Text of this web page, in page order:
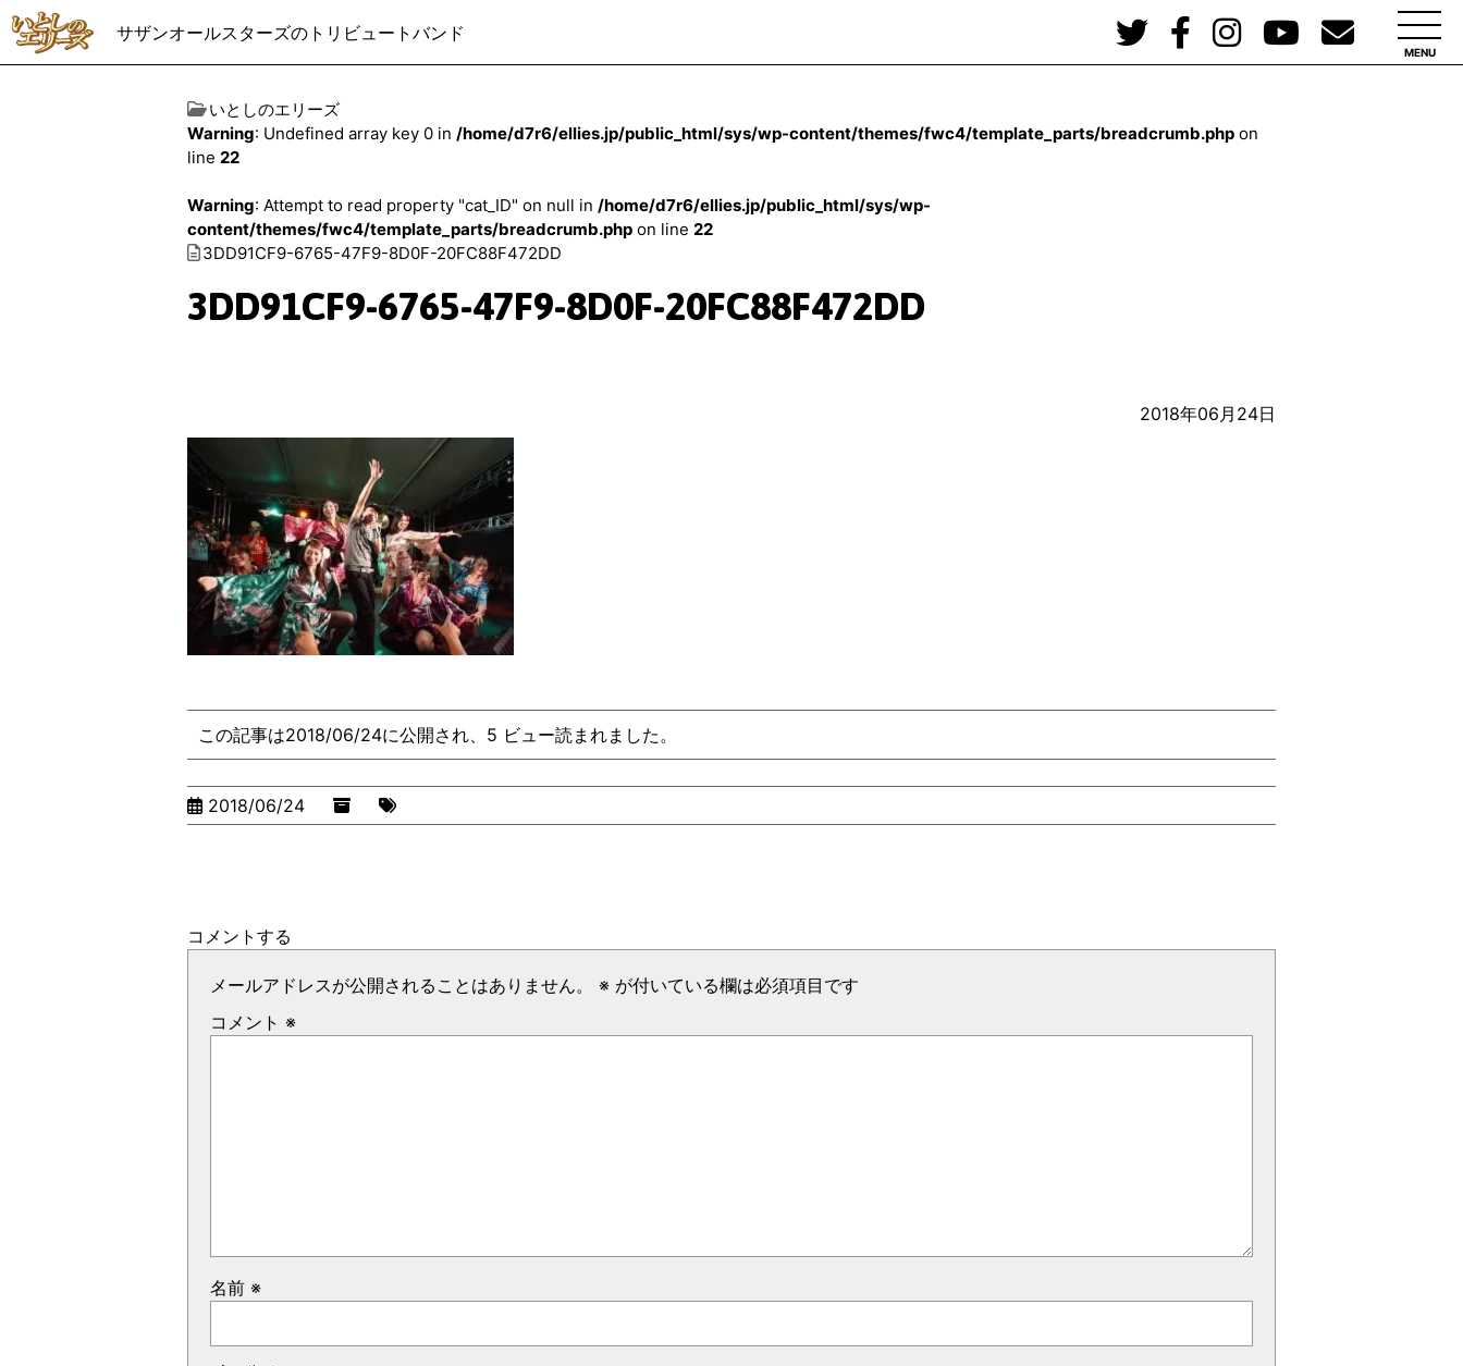
サザンオールスターズのトリビュートバンド
MENU
いとしのエリーズ
Warning: Undefined array key 0 in /home/d7r6/ellies.jp/public_html/sys/wp-content/themes/fwc4/template_parts/breadcrumb.php on
line 22
Warning: Attempt to read property "cat_ID" on null in /home/d7r6/ellies.jp/public_html/sys/wp-
content/themes/fwc4/template_parts/breadcrumb.php on line 22
3DD91CF9-6765-47F9-8D0F-20FC88F472DD
3DD91CF9-6765-47F9-8D0F-20FC88F472DD
2018年06月24日
この記事は2018/06/24に公開され、5 ビュー読まれました。
2018/06/24
コメントする
メールアドレスが公開されることはありません。 ※ が付いている欄は必須項目です
コメント ※
名前 ※